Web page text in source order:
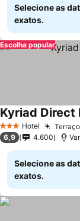
Selecione as
exatos.
Escolha popular
3 EstrelasHotel
Kyriad Direct
6,9 4.600
Selecione as
exatos.